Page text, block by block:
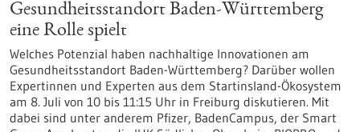
Gesundheitsstandort Baden-Württemberg
eine Rolle spielt
Welches Potenzial haben nachhaltige Innovationen am
Gesundheitsstandort Baden-Württemberg? Darüber wollen
Expertinnen und Experten aus dem Startinsland-Ökosystem
am 8. Juli von 10 bis 11:15 Uhr in Freiburg diskutieren. Mit
dabei sind unter anderem Pfizer, BadenCampus, der Smart